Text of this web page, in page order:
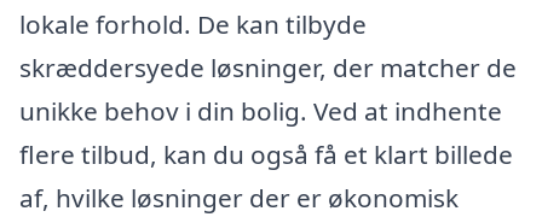
lokale forhold. De kan tilbyde
skræddersyede løsninger, der matcher de
unikke behov i din bolig. Ved at indhente
flere tilbud, kan du også få et klart billede
af, hvilke løsninger der er økonomisk